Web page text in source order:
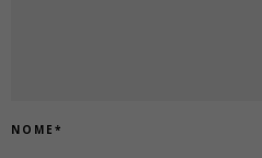
NOME *